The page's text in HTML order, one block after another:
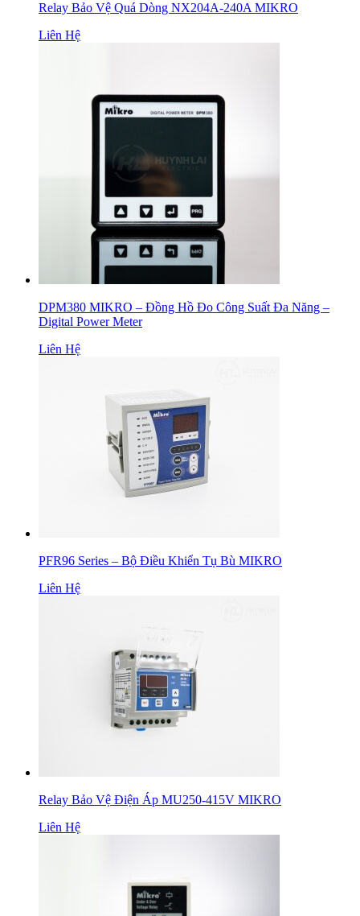
Relay Bảo Vệ Quá Dòng NX204A-240A MIKRO
Liên Hệ
DPM380 MIKRO – Đồng Hồ Đo Công Suất Đa Năng –
Digital Power Meter
Liên Hệ
PFR96 Series – Bộ Điều Khiển Tụ Bù MIKRO
Liên Hệ
Relay Bảo Vệ Điện Áp MU250-415V MIKRO
Liên Hệ